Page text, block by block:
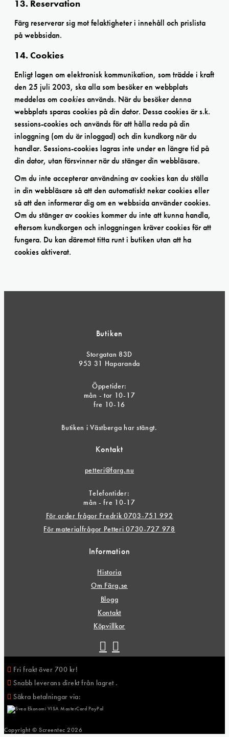
13. Reservation
Färg reserverar sig mot felaktigheter i innehåll och prislista
på webbsidan.
14. Cookies
Enligt lagen om elektronisk kommunikation, som trädde i kraft
den 25 juli 2003, ska alla som besöker en webbplats
meddelas om cookiesanvänds. När du besöker denna
webbplats sparas cookies på din dator. Dessa cookies är s.k.
sessions-cookies och används för att hålla reda på din
inloggning (om du är inloggad) och din kundkorg när du
handlar. Sessions-cookies lagras inte under en längre tid på
din dator, utan försvinner när du stänger din webbläsare.
Om du inte accepterar användning av cookies kan du ställa
in din webbläsare så att den automatiskt nekar cookies eller
så att den informerar dig om en webbsida använder cookies.
Om du stänger av cookies kommer du inte att kunna handla,
eftersom kundkorgen och inloggningen kräver cookies för att
fungera. Du kan däremot titta runt i butiken utan att ha
cookies aktiverat.
Butiken
Storgatan 83D
953 31 Haparanda
Öppetider:
mån - tor 10-17
fre 10-16
Butiken i Västberga har stängt.
Kontakt
petteri@farg.nu
Telefontider:
mån - fre 10-17
För order frågor Fredrik 0703-751 992
För materialfrågor Petteri 0730-727 978
Information
Historia
Om Färg.se
Blogg
Kontakt
Köpvillkor
Fri frakt över 700 kr!
Snabb leverans direkt från lagret .
Säkra betalningar via:
Copyright © Screentec 2026